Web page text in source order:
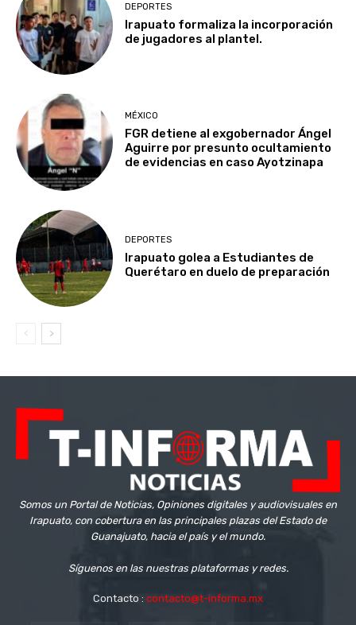
DEPORTES
Irapuato formaliza la incorporación
de jugadores al plantel.
MÉXICO
FGR detiene al exgobernador Ángel
Aguirre por presunto ocultamiento
de evidencias en caso Ayotzinapa
DEPORTES
Irapuato golea a Estudiantes de
Querétaro en duelo de preparación
Somos un Portal de Noticias, Opiniones digitales y audiovisuales en
Irapuato, con cobertura en las principales plazas del Estado de
Guanajuato, hacia el país y el mundo.
Síguenos en las nuestras plataformas y redes.
Contacto : contacto@t-informa.mx